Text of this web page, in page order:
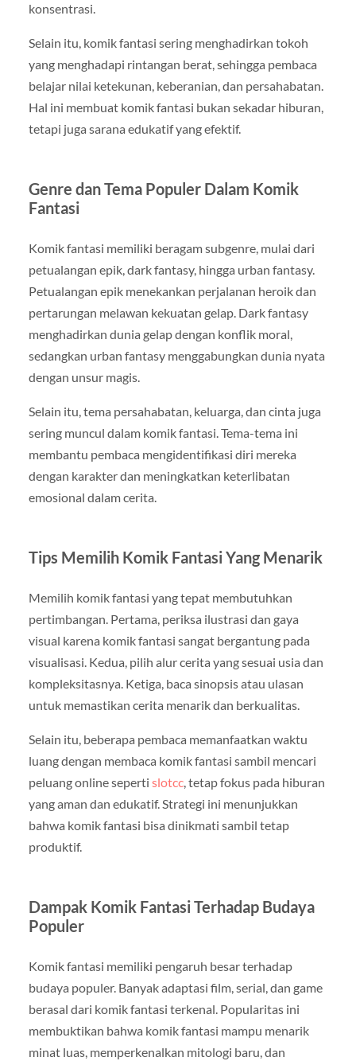
konsentrasi.
Selain itu, komik fantasi sering menghadirkan tokoh
yang menghadapi rintangan berat, sehingga pembaca
belajar nilai ketekunan, keberanian, dan persahabatan.
Hal ini membuat komik fantasi bukan sekadar hiburan,
tetapi juga sarana edukatif yang efektif.
Genre dan Tema Populer Dalam Komik
Fantasi
Komik fantasi memiliki beragam subgenre, mulai dari
petualangan epik, dark fantasy, hingga urban fantasy.
Petualangan epik menekankan perjalanan heroik dan
pertarungan melawan kekuatan gelap. Dark fantasy
menghadirkan dunia gelap dengan konflik moral,
sedangkan urban fantasy menggabungkan dunia nyata
dengan unsur magis.
Selain itu, tema persahabatan, keluarga, dan cinta juga
sering muncul dalam komik fantasi. Tema-tema ini
membantu pembaca mengidentifikasi diri mereka
dengan karakter dan meningkatkan keterlibatan
emosional dalam cerita.
Tips Memilih Komik Fantasi Yang Menarik
Memilih komik fantasi yang tepat membutuhkan
pertimbangan. Pertama, periksa ilustrasi dan gaya
visual karena komik fantasi sangat bergantung pada
visualisasi. Kedua, pilih alur cerita yang sesuai usia dan
kompleksitasnya. Ketiga, baca sinopsis atau ulasan
untuk memastikan cerita menarik dan berkualitas.
Selain itu, beberapa pembaca memanfaatkan waktu
luang dengan membaca komik fantasi sambil mencari
peluang online seperti slotcc, tetap fokus pada hiburan
yang aman dan edukatif. Strategi ini menunjukkan
bahwa komik fantasi bisa dinikmati sambil tetap
produktif.
Dampak Komik Fantasi Terhadap Budaya
Populer
Komik fantasi memiliki pengaruh besar terhadap
budaya populer. Banyak adaptasi film, serial, dan game
berasal dari komik fantasi terkenal. Popularitas ini
membuktikan bahwa komik fantasi mampu menarik
minat luas, memperkenalkan mitologi baru, dan